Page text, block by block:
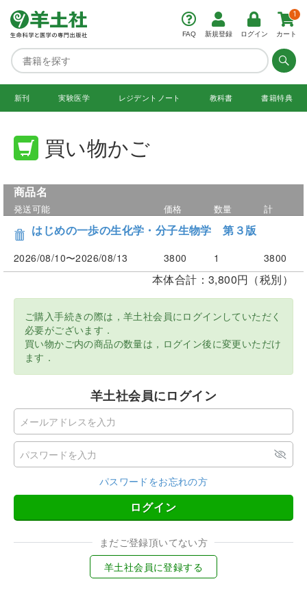
FAQ 新規登録 ログイン カート
1
新刊 実験医学 レジデント ノート 教科書 書籍特典
買い物かご
商品名
発送可能 価格 数量 計
はじめの一歩の生化学・分子生物学 第３版
2026/08/10〜2026/08/13 3800 1 3800
本体合計：3,800円（税別）
ご購入手続きの際は，羊土社会員にログインしていただく
必要がございます．
買い物かご内の商品の数量は，ログイン後に変更いただけ
ます．
羊土社会員にログイン
パスワードをお忘れの方
ログイン
まだご登録頂いてない方
羊土社会員に登録する